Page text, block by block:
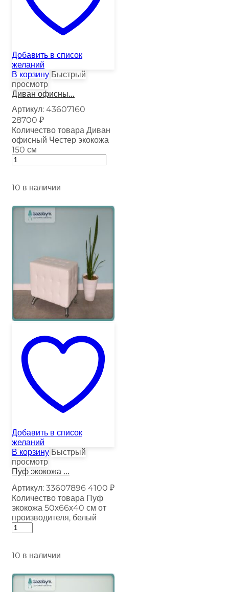
Добавить в список
желаний
В корзину Быстрый
просмотр
Диван офисны...
Артикул: 43607160
28700 ₽
Количество товара Диван
офисный Честер экокожа
150 см
10 в наличии
Добавить в список
желаний
В корзину Быстрый
просмотр
Пуф экокожа ...
Артикул: 33607896 4100 ₽
Количество товара Пуф
экокожа 50х66х40 см от
производителя, белый
10 в наличии